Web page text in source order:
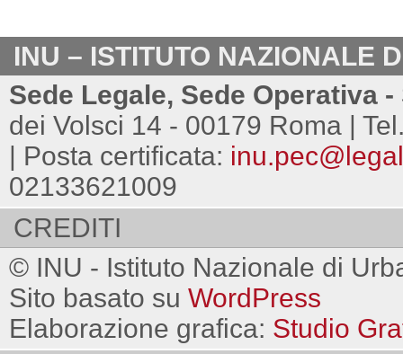
INU – ISTITUTO NAZIONALE
Sede Legale, Sede Operativa
dei Volsci 14 - 00179 Roma |
| Posta certificata:
02133621009
CREDITI
© INU - Istituto Nazionale di
Sito basato su WordPress
Elaborazione grafica: Studio